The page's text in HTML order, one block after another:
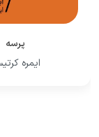
پرسه
ایمره کرتیس